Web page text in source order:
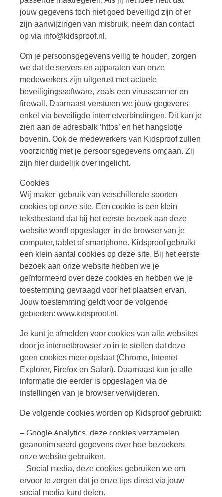
jouw gegevens toch niet goed beveiligd zijn of er
zijn aanwijzingen van misbruik, neem dan contact
op via info@kidsproof.nl.
Om je persoonsgegevens veilig te houden, zorgen
we dat de servers en apparaten van onze
medewerkers zijn uitgerust met actuele
beveiligingssoftware, zoals een virusscanner en
firewall. Daarnaast versturen we jouw gegevens
enkel via beveiligde internetverbindingen. Dit kun je
zien aan de adresbalk ‘https’ en het hangslotje
bovenin. Ook de medewerkers van Kidsproof zullen
voorzichtig met je persoonsgegevens omgaan. Zij
zijn hier duidelijk over ingelicht.
Cookies
Wij maken gebruik van verschillende soorten
cookies op onze site. Een cookie is een klein
tekstbestand dat bij het eerste bezoek aan deze
website wordt opgeslagen in de browser van je
computer, tablet of smartphone. Kidsproof gebruikt
een klein aantal cookies op deze site. Bij het eerste
bezoek aan onze website hebben we je
geïnformeerd over deze cookies en hebben we je
toestemming gevraagd voor het plaatsen ervan.
Jouw toestemming geldt voor de volgende
gebieden: www.kidsproof.nl.
Je kunt je afmelden voor cookies van alle websites
door je internetbrowser zo in te stellen dat deze
geen cookies meer opslaat (Chrome, Internet
Explorer, Firefox en Safari). Daarnaast kun je alle
informatie die eerder is opgeslagen via de
instellingen van je browser verwijderen.
De volgende cookies worden op Kidsproof gebruikt:
– Google Analytics, deze cookies verzamelen
geanonimiseerd gegevens over hoe bezoekers
onze website gebruiken.
– Social media, deze cookies gebruiken we om
ervoor te zorgen dat je onze tips direct via jouw
social media kunt delen.